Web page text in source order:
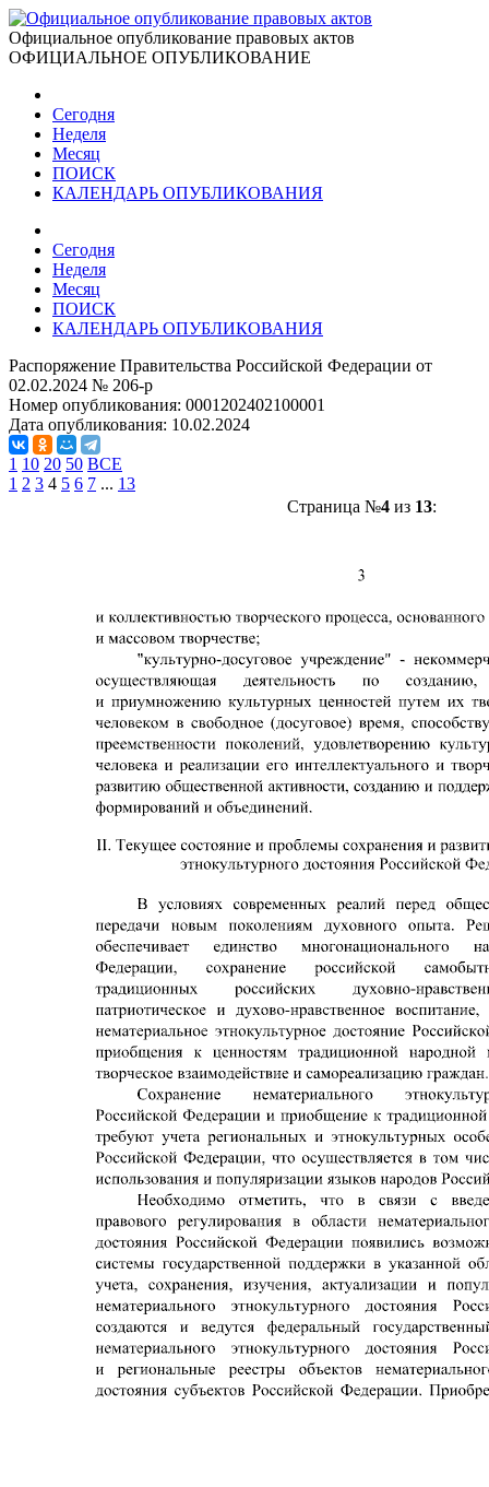
Официальное опубликование правовых актов
ОФИЦИАЛЬНОЕ ОПУБЛИКОВАНИЕ
Сегодня
Неделя
Месяц
ПОИСК
КАЛЕНДАРЬ ОПУБЛИКОВАНИЯ
Сегодня
Неделя
Месяц
ПОИСК
КАЛЕНДАРЬ ОПУБЛИКОВАНИЯ
Распоряжение Правительства Российской Федерации от
02.02.2024 № 206-р
Номер опубликования: 0001202402100001
Дата опубликования: 10.02.2024
1 10 20 50 ВСЕ
1 2 3 4 5 6 7 ... 13
Страница №4из 13: